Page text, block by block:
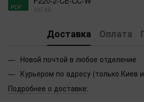
PDF 437 КБ
Доставка Оплата
Новой почтой в любое отделение
Курьером по адресу (только Киев
Подробнее о доставке: